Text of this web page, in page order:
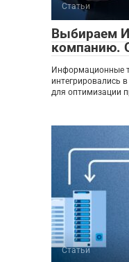
Статьи
Выбираем
компанию.
Информационные
интегрировались
для оптимизации
Статьи